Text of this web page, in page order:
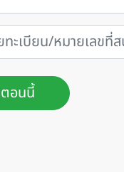
อนนี้